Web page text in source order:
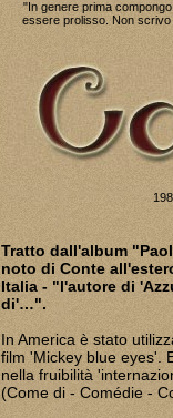
"In genere prima
essere prolisso. Non scrivo
Tratto dall'album
noto di Conte
Italia - "l'autore di
di'…".
In America è stato
film 'Mickey blue eyes'.
nella fruibilità
(Come di - Comédie -